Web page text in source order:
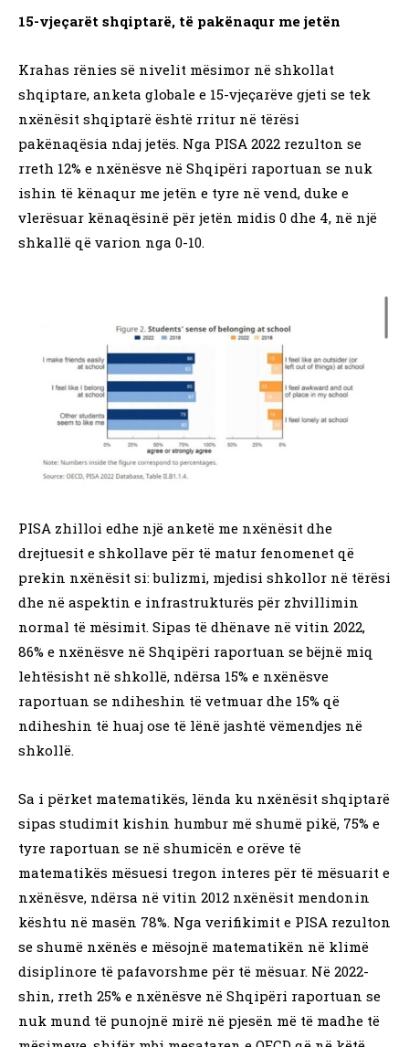
15-vjeçarët shqiptarë, të pakënaqur me jetën
Krahas rënies së nivelit mësimor në shkollat
shqiptare, anketa globale e 15-vjeçarëve gjeti se tek
nxënësit shqiptarë është rritur në tërësi
pakënaqësia ndaj jetës. Nga PISA 2022 rezulton se
rreth 12% e nxënësve në Shqipëri raportuan se nuk
ishin të kënaqur me jetën e tyre në vend, duke e
vlerësuar kënaqësinë për jetën midis 0 dhe 4, në një
shkallë që varion nga 0-10.
PISA zhilloi edhe një anketë me nxënësit dhe
drejtuesit e shkollave për të matur fenomenet që
prekin nxënësit si: bulizmi, mjedisi shkollor në tërësi
dhe në aspektin e infrastrukturës për zhvillimin
normal të mësimit. Sipas të dhënave në vitin 2022,
86% e nxënësve në Shqipëri raportuan se bëjnë miq
lehtësisht në shkollë, ndërsa 15% e nxënësve
raportuan se ndiheshin të vetmuar dhe 15% që
ndiheshin të huaj ose të lënë jashtë vëmendjes në
shkollë.
Sa i përket matematikës, lënda ku nxënësit shqiptarë
sipas studimit kishin humbur më shumë pikë, 75% e
tyre raportuan se në shumicën e orëve të
matematikës mësuesi tregon interes për të mësuarit e
nxënësve, ndërsa në vitin 2012 nxënësit mendonin
kështu në masën 78%. Nga verifikimit e PISA rezulton
se shumë nxënës e mësojnë matematikën në klimë
disiplinore të pafavorshme për të mësuar. Në 2022-
shin, rreth 25% e nxënësve në Shqipëri raportuan se
nuk mund të punojnë mirë në pjesën më të madhe të